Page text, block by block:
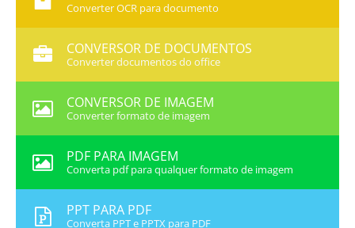
Converter OCR para documento
CONVERSOR DE DOCUMENTOS
Converter documentos do office
CONVERSOR DE IMAGEM
Converter formato de imagem
PDF PARA IMAGEM
Converta pdf para qualquer formato de imagem
PPT PARA PDF
Converta PPT e PPTX para PDF